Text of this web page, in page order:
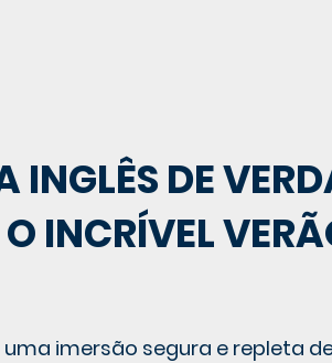
INGLÊS DE
INCRÍVEL
imersão segura e repleta